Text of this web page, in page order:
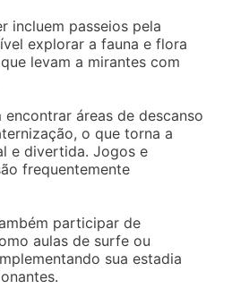
incluem passeios pela
explorar a fauna e flora
levam a mirantes com
encontrar áreas de descanso
o que torna a
e divertida. Jogos e
frequentemente
participar de
aulas de surfe ou
sua estadia